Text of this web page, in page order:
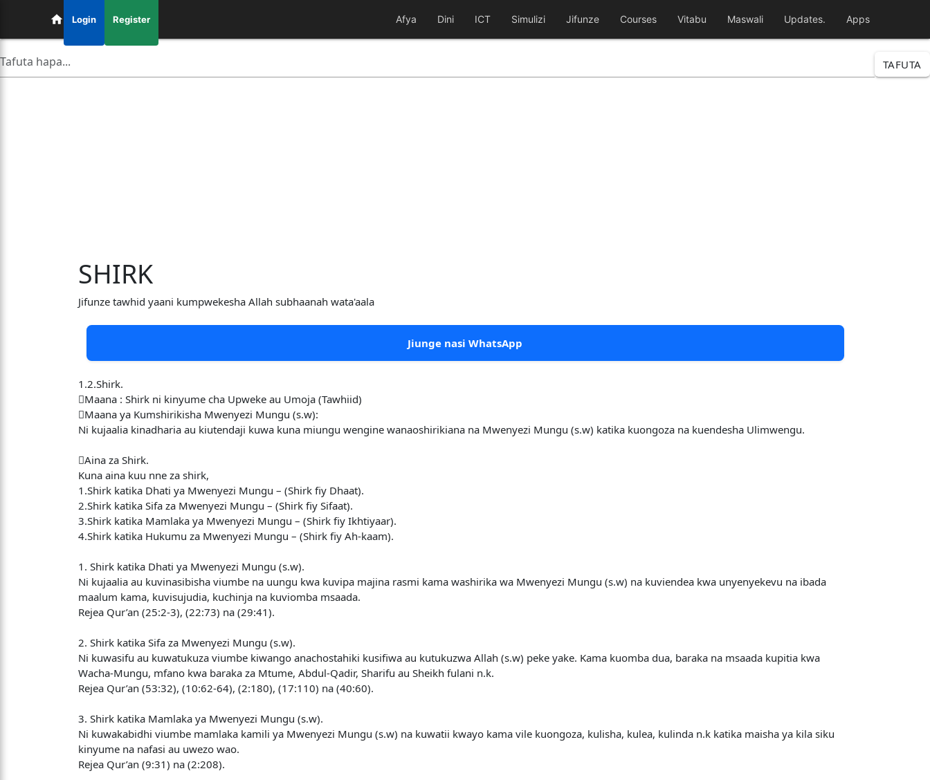
Login Register Afya Dini ICT Simulizi Jifunze Courses Vitabu Maswali Updates. Apps
TAFUTA
SHIRK
Jifunze tawhid yaani kumpwekesha Allah subhaanah wata'aala
Jiunge nasi WhatsApp
1.2.Shirk.
Maana : Shirk ni kinyume cha Upweke au Umoja (Tawhiid)
Maana ya Kumshirikisha Mwenyezi Mungu (s.w):
Ni kujaalia kinadharia au kiutendaji kuwa kuna miungu wengine wanaoshirikiana na Mwenyezi Mungu (s.w) katika kuongoza na kuendesha Ulimwengu.
Aina za Shirk.
Kuna aina kuu nne za shirk,
1.Shirk katika Dhati ya Mwenyezi Mungu – (Shirk fiy Dhaat).
2.Shirk katika Sifa za Mwenyezi Mungu – (Shirk fiy Sifaat).
3.Shirk katika Mamlaka ya Mwenyezi Mungu – (Shirk fiy Ikhtiyaar).
4.Shirk katika Hukumu za Mwenyezi Mungu – (Shirk fiy Ah-kaam).
1. Shirk katika Dhati ya Mwenyezi Mungu (s.w).
Ni kujaalia au kuvinasibisha viumbe na uungu kwa kuvipa majina rasmi kama washirika wa Mwenyezi Mungu (s.w) na kuviendea kwa unyenyekevu na ibada
maalum kama, kuvisujudia, kuchinja na kuviomba msaada.
Rejea Qur’an (25:2-3), (22:73) na (29:41).
2. Shirk katika Sifa za Mwenyezi Mungu (s.w).
Ni kuwasifu au kuwatukuza viumbe kiwango anachostahiki kusifiwa au kutukuzwa Allah (s.w) peke yake. Kama kuomba dua, baraka na msaada kupitia kwa
Wacha-Mungu, mfano kwa baraka za Mtume, Abdul-Qadir, Sharifu au Sheikh fulani n.k.
Rejea Qur’an (53:32), (10:62-64), (2:180), (17:110) na (40:60).
3. Shirk katika Mamlaka ya Mwenyezi Mungu (s.w).
Ni kuwakabidhi viumbe mamlaka kamili ya Mwenyezi Mungu (s.w) na kuwatii kwayo kama vile kuongoza, kulisha, kulea, kulinda n.k katika maisha ya kila siku
kinyume na nafasi au uwezo wao.
Rejea Qur’an (9:31) na (2:208).